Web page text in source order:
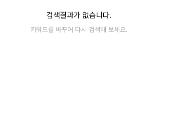
검색결과가 없습니다.
키워드를 바꾸어 다시 검색해 보세요.